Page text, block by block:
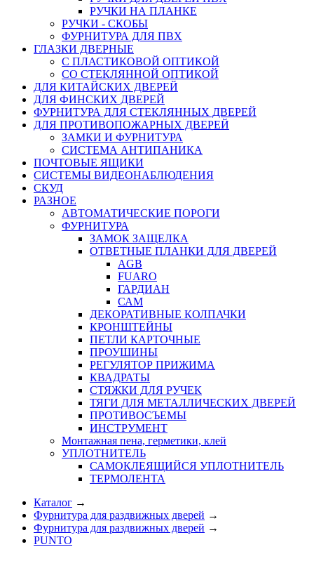
РУЧКИ НА ПЛАНКЕ
РУЧКИ - СКОБЫ
ФУРНИТУРА ДЛЯ ПВХ
ГЛАЗКИ ДВЕРНЫЕ
С ПЛАСТИКОВОЙ ОПТИКОЙ
СО СТЕКЛЯННОЙ ОПТИКОЙ
ДЛЯ КИТАЙСКИХ ДВЕРЕЙ
ДЛЯ ФИНСКИХ ДВЕРЕЙ
ФУРНИТУРА ДЛЯ СТЕКЛЯННЫХ ДВЕРЕЙ
ДЛЯ ПРОТИВОПОЖАРНЫХ ДВЕРЕЙ
ЗАМКИ И ФУРНИТУРА
СИСТЕМА АНТИПАНИКА
ПОЧТОВЫЕ ЯЩИКИ
СИСТЕМЫ ВИДЕОНАБЛЮДЕНИЯ
СКУД
РАЗНОЕ
АВТОМАТИЧЕСКИЕ ПОРОГИ
ФУРНИТУРА
ЗАМОК ЗАЩЕЛКА
ОТВЕТНЫЕ ПЛАНКИ ДЛЯ ДВЕРЕЙ
AGB
FUARO
ГАРДИАН
САМ
ДЕКОРАТИВНЫЕ КОЛПАЧКИ
КРОНШТЕЙНЫ
ПЕТЛИ КАРТОЧНЫЕ
ПРОУШИНЫ
РЕГУЛЯТОР ПРИЖИМА
КВАДРАТЫ
СТЯЖКИ ДЛЯ РУЧЕК
ТЯГИ ДЛЯ МЕТАЛЛИЧЕСКИХ ДВЕРЕЙ
ПРОТИВОСЪЕМЫ
ИНСТРУМЕНТ
Монтажная пена, герметики, клей
УПЛОТНИТЕЛЬ
САМОКЛЕЯЩИЙСЯ УПЛОТНИТЕЛЬ
ТЕРМОЛЕНТА
Каталог →
Фурнитура для раздвижных дверей →
Фурнитура для раздвижных дверей →
PUNTO